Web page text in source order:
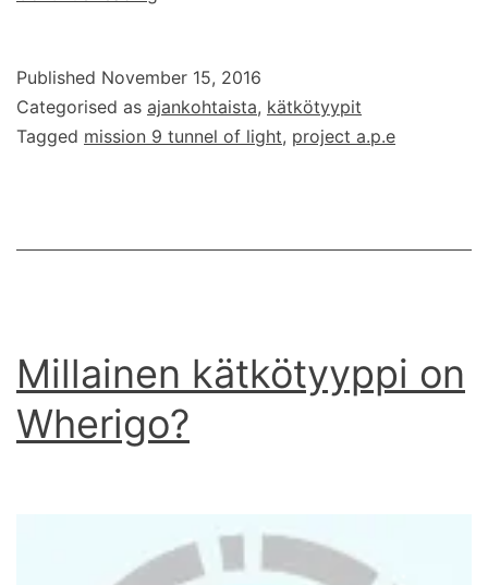
A.P.E
-
kätkö
Published November 15, 2016
Categorised as ajankohtaista, kätkötyypit
Tagged mission 9 tunnel of light, project a.p.e
Millainen kätkötyyppi on
Wherigo?